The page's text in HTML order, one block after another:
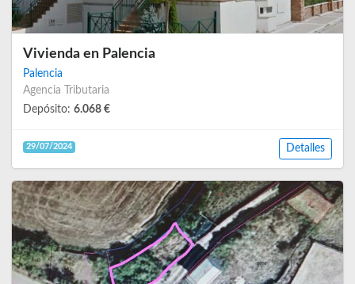
Vivienda en Palencia
Palencia
Agencia Tributaria
Depósito: 6.068 €
29/07/2024 Detalles